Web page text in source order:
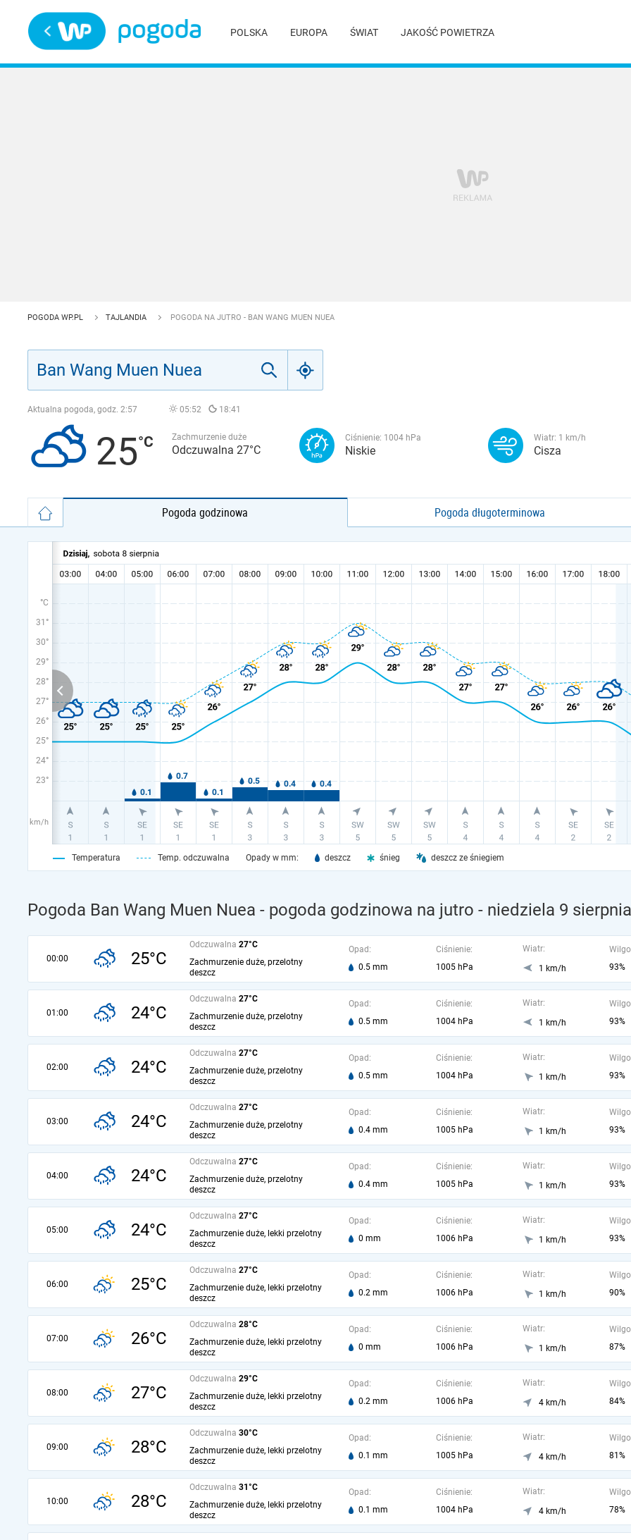
POLSKA EUROPA ŚWIAT JAKOŚĆ POWIETRZA
POGODA WP.PL TAJLANDIA POGODA NA JUTRO - BAN WANG MUEN NUEA
Aktualna pogoda, godz. 2:57 05:52 18:41
25 Zachmurzenie duże
Odczuwalna 27°C
Ciśnienie: 1004 hPa
Niskie
Wiatr: 1 km/h
Cisza
Pogoda godzinowa Pogoda długoterminowa
°C
31°
30°
29°
28°
27°
26°
25°
24°
23°
km/h
Temperatura Temp. odczuwalna Opady w mm: deszcz śnieg deszcz ze śniegiem
Pogoda Ban Wang Muen Nuea - pogoda godzinowa na jutro - niedziela 9 sierpnia
00:00 25°C
Odczuwalna 27°C
Zachmurzenie duże, przelotny
deszcz
Opad:
0.5 mm
Ciśnienie:
1005 hPa
Wiatr:
1 km/h
93%
01:00 24°C
Odczuwalna 27°C
Zachmurzenie duże, przelotny
deszcz
Opad:
0.5 mm
Ciśnienie:
1004 hPa
Wiatr:
1 km/h
93%
02:00 24°C
Odczuwalna 27°C
Zachmurzenie duże, przelotny
deszcz
Opad:
0.5 mm
Ciśnienie:
1004 hPa
Wiatr:
1 km/h
93%
03:00 24°C
Odczuwalna 27°C
Zachmurzenie duże, przelotny
deszcz
Opad:
0.4 mm
Ciśnienie:
1005 hPa
Wiatr:
1 km/h
93%
04:00 24°C
Odczuwalna 27°C
Zachmurzenie duże, przelotny
deszcz
Opad:
0.4 mm
Ciśnienie:
1005 hPa
Wiatr:
1 km/h
93%
05:00 24°C
Odczuwalna 27°C
Zachmurzenie duże, lekki przelotny
deszcz
Opad:
0 mm
Ciśnienie:
1006 hPa
Wiatr:
1 km/h
93%
06:00 25°C
Odczuwalna 27°C
Zachmurzenie duże, lekki przelotny
deszcz
Opad:
0.2 mm
Ciśnienie:
1006 hPa
Wiatr:
1 km/h
90%
07:00 26°C
Odczuwalna 28°C
Zachmurzenie duże, lekki przelotny
deszcz
Opad:
0 mm
Ciśnienie:
1006 hPa
Wiatr:
1 km/h
87%
08:00 27°C
Odczuwalna 29°C
Zachmurzenie duże, lekki przelotny
deszcz
Opad:
0.2 mm
Ciśnienie:
1006 hPa
Wiatr:
4 km/h
84%
09:00 28°C
Odczuwalna 30°C
Zachmurzenie duże, lekki przelotny
deszcz
Opad:
0.1 mm
Ciśnienie:
1005 hPa
Wiatr:
4 km/h
81%
10:00 28°C
Odczuwalna 31°C
Zachmurzenie duże, lekki przelotny
deszcz
Opad:
0.1 mm
Ciśnienie:
1004 hPa
Wiatr:
4 km/h
78%